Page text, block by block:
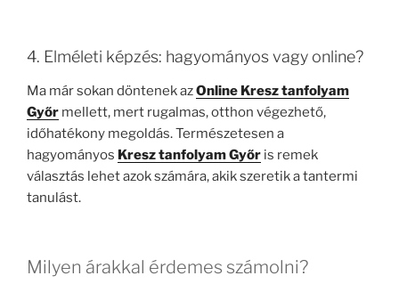
4. Elméleti képzés: hagyományos vagy online?
Ma már sokan döntenek azOnline Kresz tanfolyam
Győr mellett, mert rugalmas, otthon végezhető,
időhatékony megoldás. Természetesen a
hagyományos Kresz tanfolyam Győr is remek
választás lehet azok számára, akik szeretik a tantermi
tanulást.
Milyen árakkal érdemes számolni?